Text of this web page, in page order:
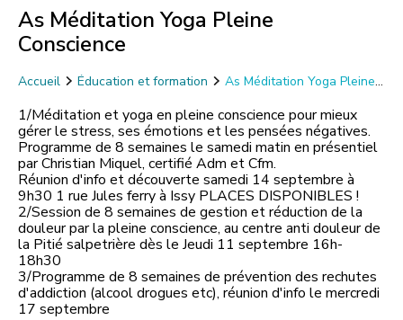
As Méditation Yoga Pleine
Conscience
Accueil Éducation et formation
As Méditation Yoga Pleine
1/Méditation et yoga en pleine conscience pour mieux
gérer le stress, ses émotions et les pensées négatives.
Programme de 8 semaines le samedi matin en présentiel
par Christian Miquel, certifié Adm et Cfm.
Réunion d'info et découverte samedi 14 septembre à
9h30 1 rue Jules ferry à Issy PLACES DISPONIBLES !
2/Session de 8 semaines de gestion et réduction de la
douleur par la pleine conscience, au centre anti douleur de
la Pitié salpetrière dès le Jeudi 11 septembre 16h-
18h30
3/Programme de 8 semaines de prévention des rechutes
d'addiction (alcool drogues etc), réunion d'info le mercredi
17 septembre